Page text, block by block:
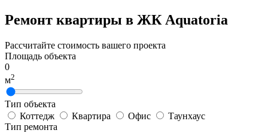
Ремонт квартиры в ЖК Aquatoria
Рассчитайте стоимость вашего проекта
Площадь объекта
0
м2
Тип объекта
Коттедж
Квартира Офис
Таунхаус
Тип ремонта